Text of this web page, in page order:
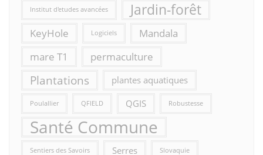
Institut d'etudes avancées Jardin-forêt
KeyHole Logiciels
Mandala
mare T1
permaculture
Plantations plantes aquatiques
Poulallier QFIELD QGIS Robustesse
Santé Commune
Sentiers des Savoirs Serres Slovaquie